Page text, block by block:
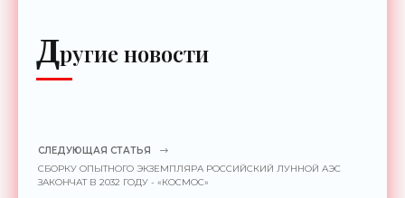
Другие новости
СЛЕДУЮЩАЯ СТАТЬЯ
СБОРКУ ОПЫТНОГО ЭКЗЕМПЛЯРА РОССИЙСКИЙ ЛУННОЙ АЭС
ЗАКОНЧАТ В 2032 ГОДУ - «КОСМОС»